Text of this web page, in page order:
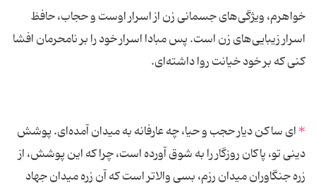
خواهرم، ویژگی‌های جسمانی زن از اسرار اوست و حجاب، حافظ
اسرار زیبایی‌های زن است. پس مبادا اسرار خود را بر نامحرمان افشا
کنی که بر خود خیانت روا داشته‌ای.
*ای ساکن دیار حجب و حیا، چه عارفانه به میدان آمده‌ای. پوشش
دینی تو، پاکان روزگار را به شوق آورده است، چرا که این پوشش، از
زره جنگاوران میدان رزم، بسی والاتر است که آن زره میدان جهاد